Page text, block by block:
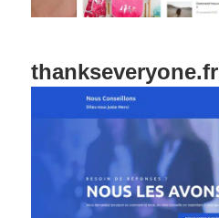
thankseveryone.fr